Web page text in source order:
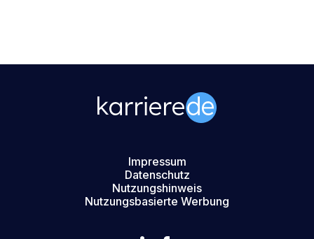
Impressum
Datenschutz
Nutzungshinweis
Nutzungsbasierte Werbung